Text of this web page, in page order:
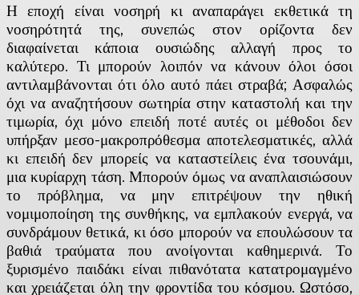
Η εποχή είναι νοσηρή κι αναπαράγει εκθετικά τη
νοσηρότητά της, συνεπώς στον ορίζοντα δεν
διαφαίνεται κάποια ουσιώδης αλλαγή προς το
καλύτερο. Τι μπορούν λοιπόν να κάνουν όλοι όσοι
αντιλαμβάνονται ότι όλο αυτό πάει στραβά; Ασφαλώς
όχι να αναζητήσουν σωτηρία στην καταστολή και την
τιμωρία, όχι μόνο επειδή ποτέ αυτές οι μέθοδοι δεν
υπήρξαν μεσο-μακροπρόθεσμα αποτελεσματικές, αλλά
κι επειδή δεν μπορείς να καταστείλεις ένα τσουνάμι,
μια κυρίαρχη τάση. Μπορούν όμως να αναπλαισιώσουν
το πρόβλημα, να μην επιτρέψουν την ηθική
νομιμοποίηση της συνθήκης, να εμπλακούν ενεργά, να
συνδράμουν θετικά, κι όσο μπορούν να επουλώσουν τα
βαθιά τραύματα που ανοίγονται καθημερινά. Το
ξυρισμένο παιδάκι είναι πιθανότατα κατατρομαγμένο
και χρειάζεται όλη την φροντίδα του κόσμου. Ωστόσο,